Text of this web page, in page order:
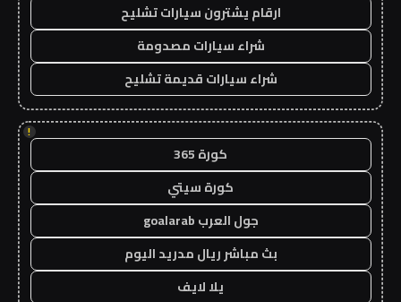
ارقام يشترون سيارات تشليح
شراء سيارات مصدومة
شراء سيارات قديمة تشليح
!
كورة 365
كورة سيتي
جول العرب goalarab
بث مباشر ريال مدريد اليوم
يلا لايف